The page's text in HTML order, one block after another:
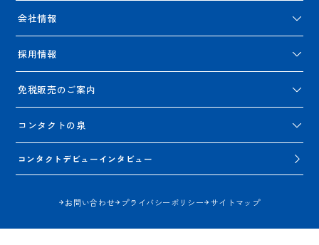
会社情報
採用情報
免税販売のご案内
コンタクトの泉
コンタクトデビューインタビュー
お問い合わせ プライバシーポリシー サイトマップ